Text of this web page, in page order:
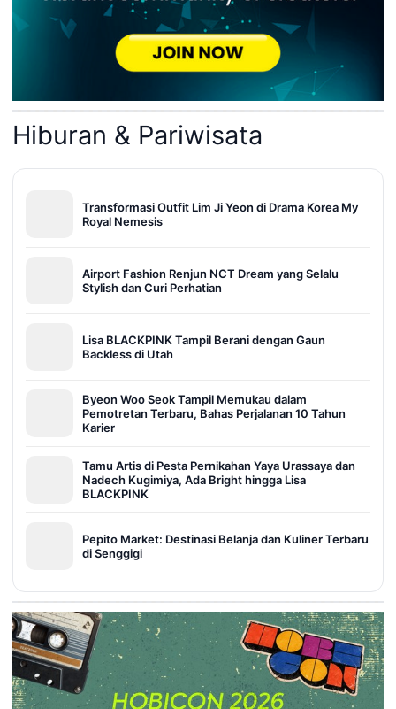
Hiburan & Pariwisata
Transformasi Outfit Lim Ji Yeon di Drama Korea My
Royal Nemesis
Airport Fashion Renjun NCT Dream yang Selalu
Stylish dan Curi Perhatian
Lisa BLACKPINK Tampil Berani dengan Gaun
Backless di Utah
Byeon Woo Seok Tampil Memukau dalam
Pemotretan Terbaru, Bahas Perjalanan 10 Tahun
Karier
Tamu Artis di Pesta Pernikahan Yaya Urassaya dan
Nadech Kugimiya, Ada Bright hingga Lisa
BLACKPINK
Pepito Market: Destinasi Belanja dan Kuliner Terbaru
di Senggigi